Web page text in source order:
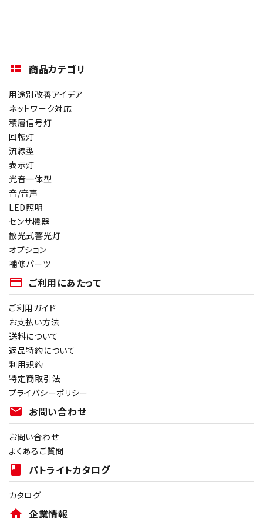
商品カテゴリ
用途別改善アイデア
ネットワーク対応
積層信号灯
回転灯
流線型
表示灯
光音一体型
音/音声
LED照明
センサ機器
散光式警光灯
オプション
補修パーツ
payment ご利用にあたって
ご利用ガイド
お支払い方法
送料について
返品特約について
利用規約
特定商取引法
プライバシーポリシー
mail お問い合わせ
お問い合わせ
よくあるご質問
book パトライトカタログ
カタログ
home 企業情報